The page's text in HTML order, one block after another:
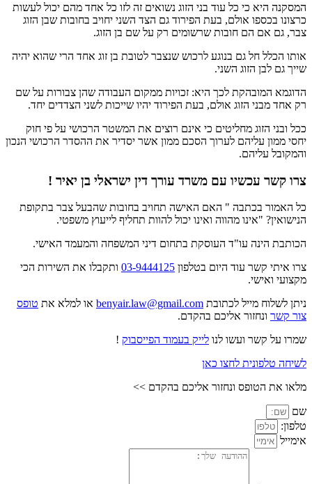
המסקנה היא כי כל עוד בני הזוג נשואים זה לזו כל אחד מהם יכול לעשות
כרצונו בכספו אולם, בעת הפירוד גם הצד השני יחויב בחובות שבן הזוג
צבר, גם אם הם חובות שרשומים רק על שם בן הזוג.
אותו הכלל חל גם בנוגע לרכוש שנצבר לטובת בן זוג אחד הרי שהוא יהיה
שייך גם לבן הזוג השני.
הדוגמא המובהקת לכך היא: זכויות ממקום העבודה שהן צבורות על שם
רק אחד מבני הזוג אולם, בעת הפירוד יהיו שייכות לשני הצדדים יחד.
ככל ובני הזוג מחליטים כי אינם רוצים את המשטר הרכושי על פי חוק
יחסי ממון עליהם לערוך הסכם ממון אשר יסדיר את ההסדר הרכושי הנכון
והמקובל עליהם.
צרו קשר עכשיו עם משרד עורך דין ישראלי בן יאיר !
כל האמור בכתבה " האם האישה תחויב בחובות שהבעל צבר בתקופת
הנישואין? "אינו מהווה ואינו יכול להוות תחליף לייעוץ משפטי.
הכותבת הינה עו"ד העוסקת בתחום דיני המשפחה והמעמד האישי.
צרו איתי קשר עוד היום בטלפון 03-9444125 ותקבלו את השירות הכי
מקצועי ואישי.
ניתן לשלוח מייל לכתובת benyair.law@gmail.com או למלא את טופס
צור קשר ונחזור אליכם בהקדם.
שמרו על קשר ועשו לנו לייק בעמוד הפייסבוק !
לשיחה טלפונית לחצו כאן
מלאו את הטופס ונחזור אליכם בהקדם >>
שם
טלפון:
אימייל